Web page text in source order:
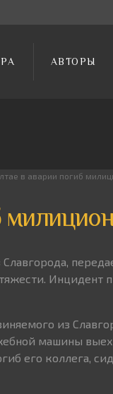
АВТОРЫ
в аварии погиб
Инцидент
из
машины
его коллега,